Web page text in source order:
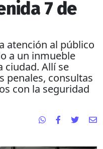
7 de
atención al público
a un inmueble
ciudad. Allí se
penales, consultas
con la seguridad